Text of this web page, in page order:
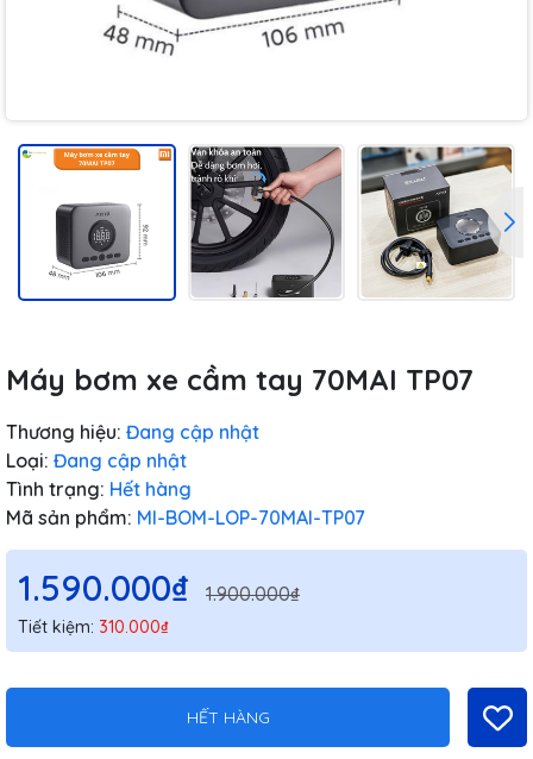
Máy bơm xe cầm tay 70MAI TP07
Thương hiệu: Đang cập nhật
Loại: Đang cập nhật
Tình trạng: Hết hàng
Mã sản phẩm: MI-BOM-LOP-70MAI-TP07
1.590.000₫ 1.900.000₫
Tiết kiệm: 310.000₫
HẾT HÀNG